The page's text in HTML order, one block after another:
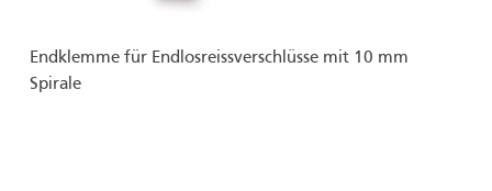
Endklemme für Endlosreissverschlüsse mit 10 mm
Spirale